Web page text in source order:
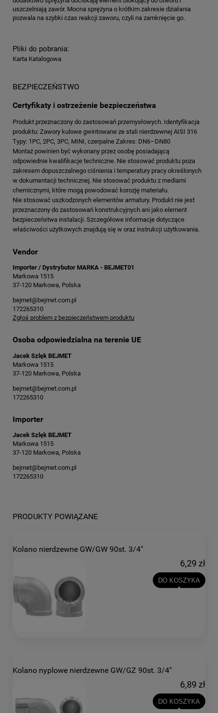
uszczelniają zawór. Mocna sprężyna o krótkim zakresie działania
pozwala na szybki czas reakcji zaworu, czyli na zamknięcie go.
Pliki do pobrania:
Karta Katalogowa
BEZPIECZEŃSTWO
Certyfikaty i ostrzeżenie bezpieczeństwa
Produkt przeznaczony do zastosowań przemysłowych. Identyfikacja
produktu: Zawory kulowe gwintowane ze stali nierdzewnej AISI 316
Typy: 1PC, 2PC, 3PC, MINI, czerpalne Zakres: DN6–DN80
Montaż powinien być wykonany przez osobę posiadającą
odpowiednie kwalifikacje techniczne. Nie stosować produktu poza
zakresem dopuszczalnego ciśnienia i temperatury pracy określonych
w dokumentacji technicznej. Nie stosować produktu z mediami
chemicznymi, które mogą powodować korozję materiału.
Nie stosować uszkodzonych elementów armatury. Produkt nie jest
przeznaczony do zastosowań konstrukcyjnych ani jako element
bezpieczeństwa instalacji. Szczegółowe informacje dotyczące
właściwości użytkowych znajdują się w oraz instrukcji użytkowania.
Vendor
Importer / Dystrybutor MARKA - BEJMET01
Markowa 1515
37-120 Markowa, Polska
bejmet@bejmet.com.pl
172265310
Zgłoś problem z bezpieczeństwem produktu
Osoba odpowiedzialna na terenie UE
Jacek Szlęk BEJMET
Markowa 1515
37-120 Markowa, Polska
bejmet@bejmet.com.pl
172265310
Importer
Jacek Szlęk BEJMET
Markowa 1515
37-120 Markowa, Polska
bejmet@bejmet.com.pl
172265310
PRODUKTY POWIĄZANE
Kolano nierdzewne GW/GW 90st. 3/4"
6,29 zł
DO KOSZYKA
Kolano nyplowe nierdzewne GW/GZ 90st. 3/4"
6,89 zł
DO KOSZYKA